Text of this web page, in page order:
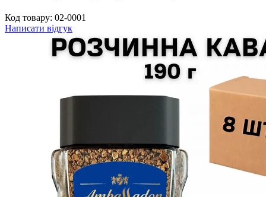
Код товару: 02-0001
Написати відгук